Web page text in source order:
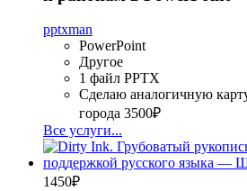
pptxman
PowerPoint
Другое
1 файл PPTX
Сделаю аналогичную
города 3500₽
Все услуги...
1450₽